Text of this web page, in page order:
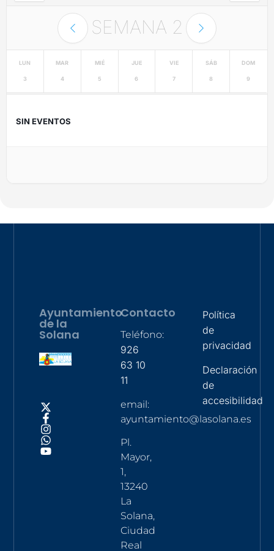
SEMANA 2
LUN
3
MAR
4
MIÉ
5
JUE
6
VIE
7
SÁB
8
DOM
9
SIN EVENTOS
Ayuntamiento
de la
Solana
Contacto
Teléfono:
926
63 10
11
email:
ayuntamiento@lasolana.es
Pl.
Mayor,
1,
13240
La
Solana,
Ciudad
Real
Política
de
privacidad
Declaración
de
accesibilidad